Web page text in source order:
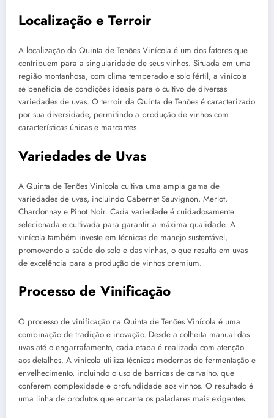
Localização e Terroir
A localização da Quinta de Tenões Vinícola é um dos fatores que
contribuem para a singularidade de seus vinhos. Situada em uma
região montanhosa, com clima temperado e solo fértil, a vinícola
se beneficia de condições ideais para o cultivo de diversas
variedades de uvas. O terroir da Quinta de Tenões é caracterizado
por sua diversidade, permitindo a produção de vinhos com
características únicas e marcantes.
Variedades de Uvas
A Quinta de Tenões Vinícola cultiva uma ampla gama de
variedades de uvas, incluindo Cabernet Sauvignon, Merlot,
Chardonnay e Pinot Noir. Cada variedade é cuidadosamente
selecionada e cultivada para garantir a máxima qualidade. A
vinícola também investe em técnicas de manejo sustentável,
promovendo a saúde do solo e das vinhas, o que resulta em uvas
de excelência para a produção de vinhos premium.
Processo de Vinificação
O processo de vinificação na Quinta de Tenões Vinícola é uma
combinação de tradição e inovação. Desde a colheita manual das
uvas até o engarrafamento, cada etapa é realizada com atenção
aos detalhes. A vinícola utiliza técnicas modernas de fermentação e
envelhecimento, incluindo o uso de barricas de carvalho, que
conferem complexidade e profundidade aos vinhos. O resultado é
uma linha de produtos que encanta os paladares mais exigentes.